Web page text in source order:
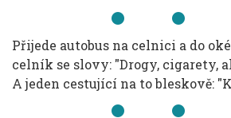
Přijede autobus na celnici a do
celník se slovy: "Drogy, cigarety,
A jeden cestující na to bleskově: